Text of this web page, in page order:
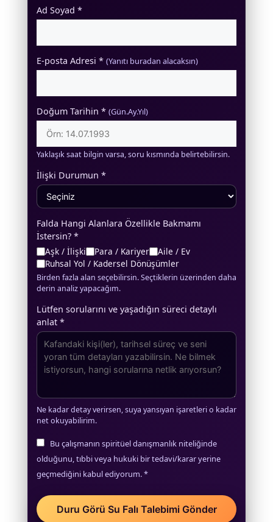
Ad Soyad *
E-posta Adresi * (Yanıtı buradan alacaksın)
Doğum Tarihin * (Gün.Ay.Yıl)
Yaklaşık saat bilgin varsa, soru kısmında belirtebilirsin.
İlişki Durumun *
Falda Hangi Alanlara Özellikle Bakmamı
İstersin? *
Aşk / İlişki
Para / Kariyer
Aile / Ev
Ruhsal Yol / Kadersel Dönüşümler
Birden fazla alan seçebilirsin. Seçtiklerin üzerinden daha
derin analiz yapacağım.
Lütfen sorularını ve yaşadığın süreci detaylı
anlat *
Ne kadar detay verirsen, suya yansıyan işaretleri o kadar
net okuyabilirim.
Bu çalışmanın spiritüel danışmanlık niteliğinde
olduğunu, tıbbi veya hukuki bir tedavi/karar yerine
geçmediğini kabul ediyorum. *
Duru Görü Su Falı Talebimi Gönder